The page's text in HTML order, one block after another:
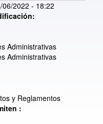
06/2022 - 18:22
Administrativas
Administrativas
y Reglamentos
: